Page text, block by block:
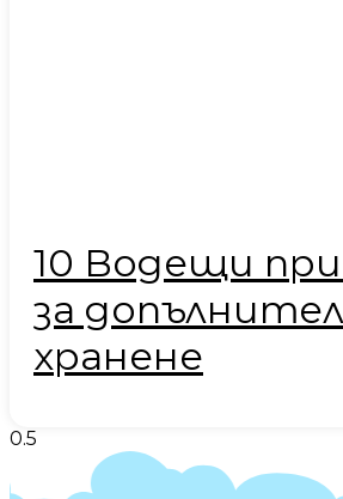
10 Водещи
за
хранене